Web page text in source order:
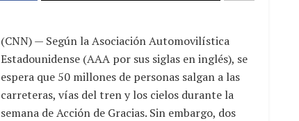
(CNN) — Según la Asociación Automovilística
Estadounidense (AAA por sus siglas en inglés), se
espera que 50 millones de personas salgan a las
carreteras, vías del tren y los cielos durante la
semana de Acción de Gracias. Sin embargo, dos